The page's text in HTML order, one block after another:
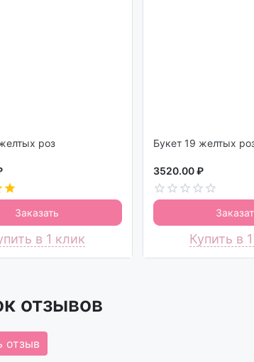
15 желтых роз
Заказать
в 1 клик
Букет 19 желтых
3520.00 ₽
Купить в
отзывов
отзыв